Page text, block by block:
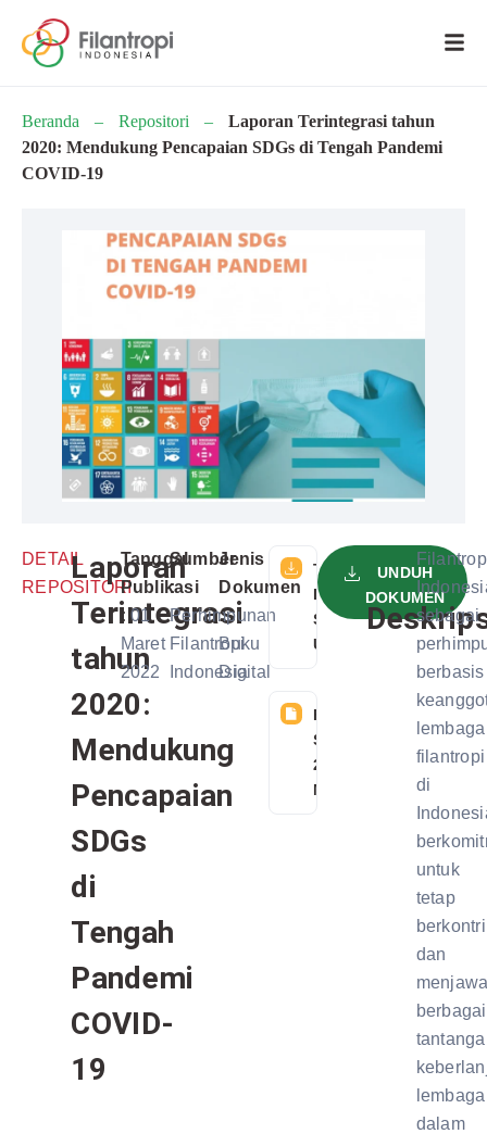
Beranda – Repositori –
Laporan Terintegrasi tahun
2020: Mendukung Pencapaian SDGs di Tengah Pandemi
COVID-19
DETAIL
REPOSITORI
Laporan
Terintegrasi
tahun
2020:
Mendukung
Pencapaian
SDGs
di
Tengah
Pandemi
COVID-
19
Tanggal
Publikasi
:01
Maret
2022
Sumber
:
Perhimpunan
Filantropi
Indonesia
Jenis
Dokumen
:
Buku
Digital
TELAH
DIDOWNLOAD
SEBANYAK 6
USER
FILE
SIZE:
27
MB
UNDUH
DOKUMEN
sebagai
berbasis
lembaga
filantropi
di
untuk
tetap
dan
berbagai
lembaga
dalam